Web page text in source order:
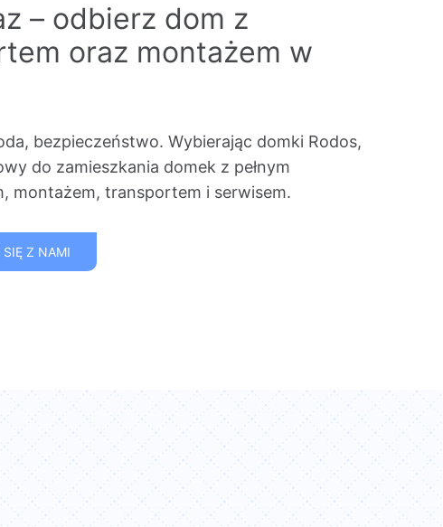
– odbierz dom z
oraz montażem w
bezpieczeństwo. Wybierając domki Rodos,
do zamieszkania domek z pełnym
montażem, transportem i serwisem.
Z NAMI